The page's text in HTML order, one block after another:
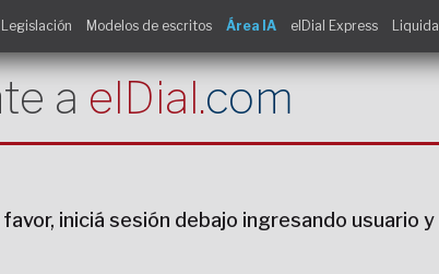
Legislación Modelos de escritos Área IA elDial Express
a elDial.com
favor, iniciá sesión debajo ingresando usuario